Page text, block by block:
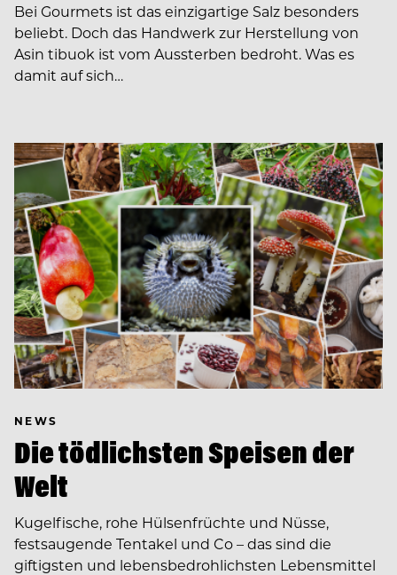
Bei Gourmets ist das einzigartige Salz besonders
beliebt. Doch das Handwerk zur Herstellung von
Asin tibuok ist vom Aussterben bedroht. Was es
damit auf sich…
NEWS
Die tödlichsten Speisen der
Welt
Kugelfische, rohe Hülsenfrüchte und Nüsse,
festsaugende Tentakel und Co – das sind die
giftigsten und lebensbedrohlichsten Lebensmittel